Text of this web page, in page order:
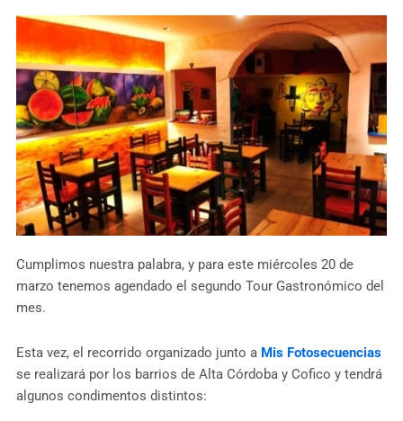
Cumplimos nuestra palabra, y para este miércoles 20 de
marzo tenemos agendado el segundo Tour Gastronómico del
mes.
Esta vez, el recorrido organizado junto a Mis Fotosecuencias
se realizará por los barrios de Alta Córdoba y Cofico y tendrá
algunos condimentos distintos: